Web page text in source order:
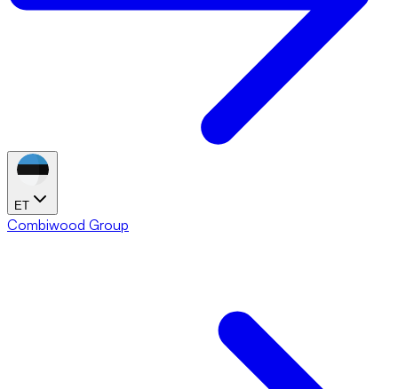
ET
Combiwood Group